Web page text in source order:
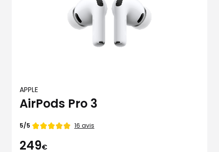
APPLE
AirPods Pro 3
Note
5/5 16 avis
249€